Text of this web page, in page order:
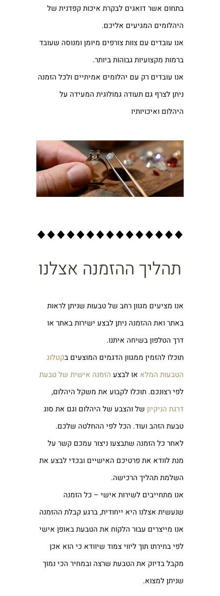
בתחום אשר דואגים לבקרת איכות קפדנית של
היהלומים המגיעים אליכם.
אנו עובדים עם צוות צורפים מיומן ומנוסה שעובד
ברמות מקצועיות גבוהות ביותר.
אנו עובדים רק עם יהלומים אמיתיים ולכל הזמנה
ניתן לצרף גם תעודה גמולוגית המעידה על
היהלום ואיכויותיו
תהליך ההזמנה אצלנו
אנו מציעים מגוון רחב של טבעות שניתן לראות
באתר ואת ההזמנה ניתן לבצע ישירות באתר או
דרך הטלפון בשיחה איתנו.
תוכלו להזמין ממגוון הדגמים המוצעים בקטלוג
הטבעות המלא או לבצע הזמנה אישית של טבעת
לפי רצונכם. תוכלו לקבוע את משקל היהלום,
דרגת הניקיון של והצבע של היהלום וגם את סוג
טבעת הזהב ועוד. הכל לפי ההחלטה שלכם.
לאחר כל הזמנה שתבצעו ניצור עמכם קשר על
מנת לוודא את פרטיכם האישיים ובכדי לבצע את
השלמת תהליך הרכישה.
אנו מתחייבים לשירות אישי – כל הזמנה
שנעשית אצלנו היא ייחודית, ברגע קבלת ההזמנה
אנו מייצרים עבור הלקוח את הטבעת באופן אישי
לפי בחירתו תוך ליווי צמוד שיוודא כי הוא אכן
מקבל בדיוק את הטבעת שרצה ובמחיר הכי נמוך
שניתן למצוא.